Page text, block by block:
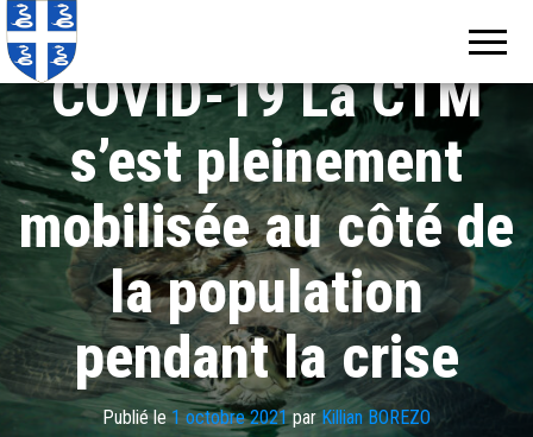
COVID-19 La CTM
s’est pleinement
mobilisée au côté de
la population
pendant la crise
Publié le 1 octobre 2021parKillian BOREZO